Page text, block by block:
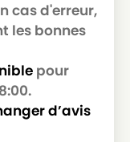
cas d'erreur,
les bonnes
pour
d’avis